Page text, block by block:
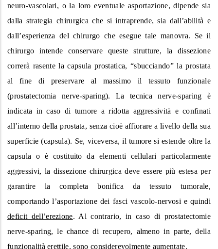
neuro-vascolari, o la loro eventuale asportazione, dipende sia
dalla strategia chirurgica che si intraprende, sia dall’abilità e
dall’esperienza del chirurgo che esegue tale manovra. Se il
chirurgo intende conservare queste strutture, la dissezione
correrà rasente la capsula prostatica, “sbucciando” la prostata
al fine di preservare al massimo il tessuto funzionale
(prostatectomia nerve-sparing). La tecnica nerve-sparing è
indicata in caso di tumore a ridotta aggressività e confinati
all’interno della prostata, senza cioè affiorare a livello della sua
superficie (capsula). Se, viceversa, il tumore si estende oltre la
capsula o è costituito da elementi cellulari particolarmente
aggressivi, la dissezione chirurgica deve essere più estesa per
garantire la completa bonifica da tessuto tumorale,
comportando l’asportazione dei fasci vascolo-nervosi e quindi
deficit dell’erezione. Al contrario, in caso di prostatectomie
nerve-sparing, le chance di recupero, almeno in parte, della
funzionalità erettile, sono considerevolmente aumentate.